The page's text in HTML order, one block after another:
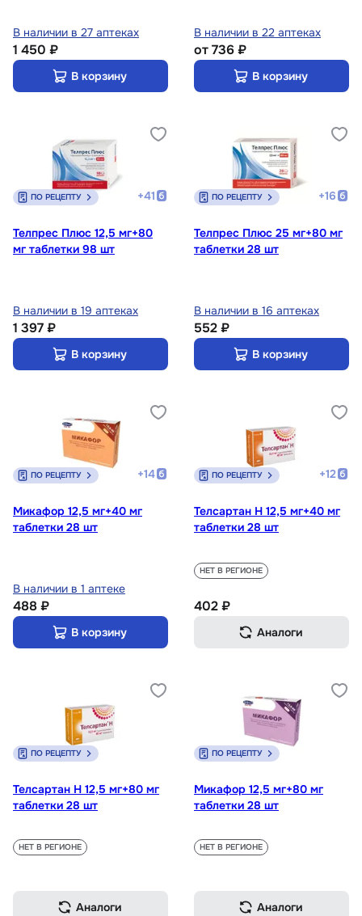
В наличии в 27 аптеках
1 450 ₽
В корзину
В наличии в 22 аптеках
от736 ₽
В корзину
ПО РЕЦЕПТУ +41
Телпрес Плюс 12,5 мг+80
мг таблетки 98 шт
В наличии в 19 аптеках
1 397 ₽
В корзину
ПО РЕЦЕПТУ +16
Телпрес Плюс 25 мг+80 мг
таблетки 28 шт
В наличии в 16 аптеках
552 ₽
В корзину
ПО РЕЦЕПТУ +14
Микафор 12,5 мг+40 мг
таблетки 28 шт
В наличии в 1 аптеке
488 ₽
В корзину
ПО РЕЦЕПТУ +12
Телсартан Н 12,5 мг+40 мг
таблетки 28 шт
НЕТ В РЕГИОНЕ
402 ₽
Аналоги
ПО РЕЦЕПТУ
Телсартан Н 12,5 мг+80 мг
таблетки 28 шт
НЕТ В РЕГИОНЕ
Аналоги
ПО РЕЦЕПТУ
Микафор 12,5 мг+80 мг
таблетки 28 шт
НЕТ В РЕГИОНЕ
Аналоги